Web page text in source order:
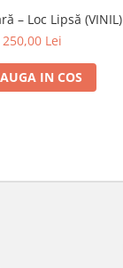
– Loc Lipsă (VINIL)
250,00 Lei
IN COS